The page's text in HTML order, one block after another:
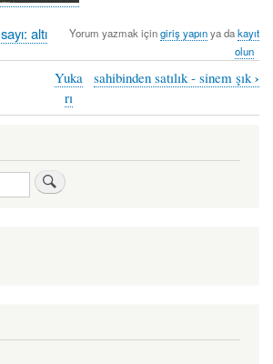
sayı: altı Yorum yazmak içingiriş yapınya dakayıt
olun
Yuka
rı
sahibinden satılık - sinem şık›